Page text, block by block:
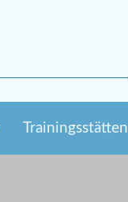
Trainingsstätten